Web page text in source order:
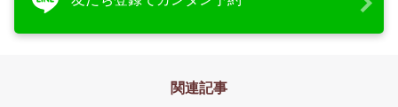
関連記事